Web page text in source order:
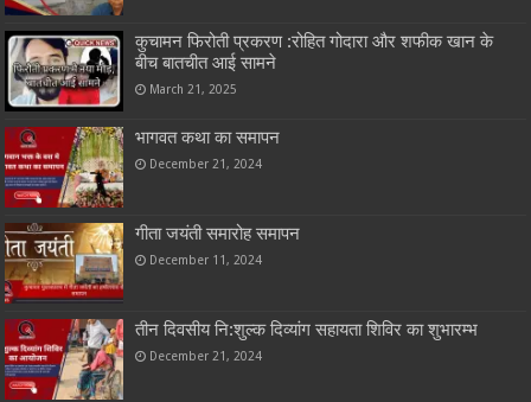
कुचामन फिरोती प्रकरण :रोहित गोदारा और शफीक खान के
बीच बातचीत आई सामने
March 21, 2025
भागवत कथा का समापन
December 21, 2024
गीता जयंती समारोह समापन
December 11, 2024
तीन दिवसीय नि:शुल्क दिव्यांग सहायता शिविर का शुभारम्भ
December 21, 2024